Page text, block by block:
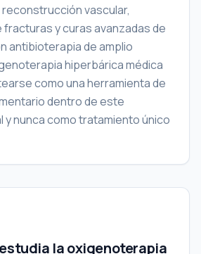
vascular,
y curas avanzadas de
antibioterapia de amplio
hiperbárica médica
como una herramienta de
dentro de este
y nunca como tratamiento único
la oxigenoterapia